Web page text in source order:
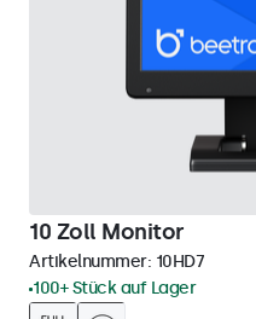
10 Zoll Monitor
Artikelnummer: 10HD7
100+ Stück auf Lager